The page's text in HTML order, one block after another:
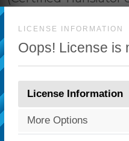
LICENSE INFORMATION
Oops! License is
License Information
More Options